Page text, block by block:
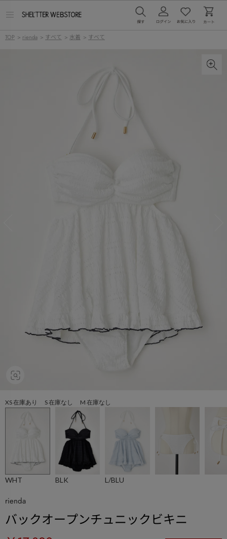
ー
TOP > rienda > すべて > 水着 > すべて
XS 在庫あり S 在庫なし M 在庫なし
WHT BLK L/BLU
rienda
バックオープンチュニックビキニ